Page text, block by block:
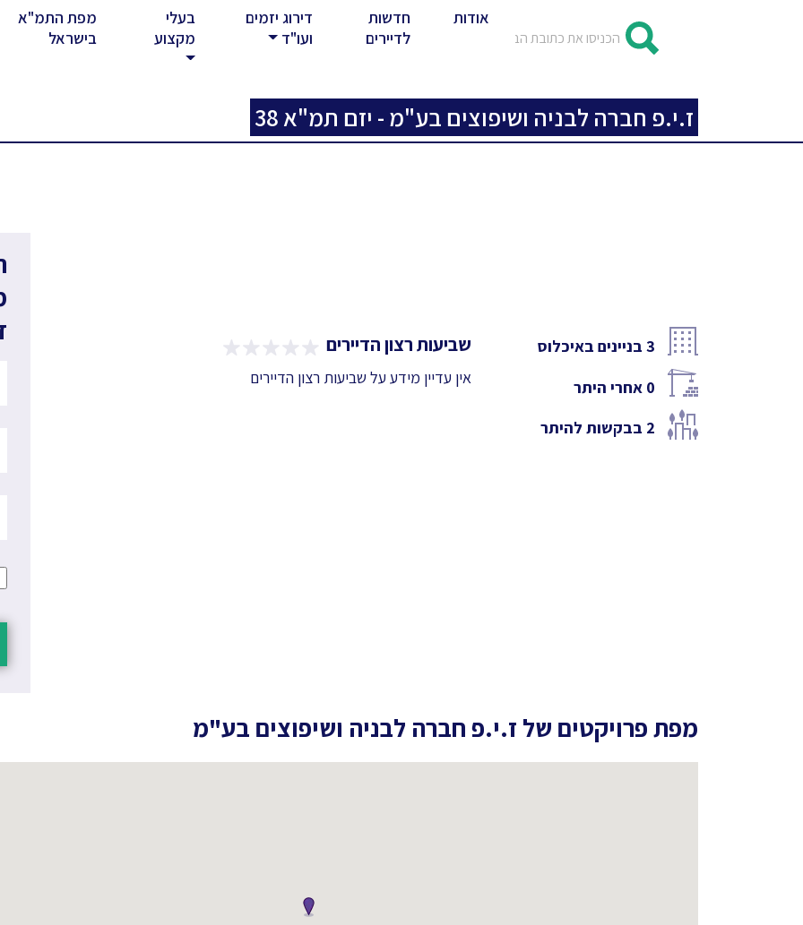
מפת התמ"א
בישראל
בעלי
מקצוע
דירוג יזמים
ועו"ד
חדשות
לדיירים
אודות
ז.י.פ חברה לבניה ושיפוצים בע"מ - יזם תמ"א 38
3 בניינים באיכלוס
0 אחרי היתר
2 בבקשות להיתר
שביעות רצון הדיירים
אין עדיין מידע על שביעות רצון הדיירים
מפת פרויקטים של ז.י.פ חברה לבניה ושיפוצים בע"מ